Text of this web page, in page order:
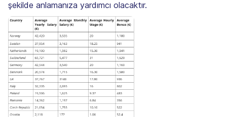
şekilde anlamanıza yardımcı olacaktır.